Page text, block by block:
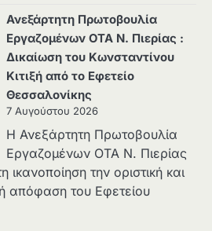
Ανεξάρτητη Πρωτοβουλία
Εργαζομένων ΟΤΑ Ν. Πιερίας :
Δικαίωση του Κωνσταντίνου
Κιτιξή από το Εφετείο
Θεσσαλονίκης
7 Αυγούστου 2026
Η Ανεξάρτητη Πρωτοβουλία
Εργαζομένων ΟΤΑ Ν. Πιερίας
ικανοποίηση την οριστική και
απόφαση του Εφετείου